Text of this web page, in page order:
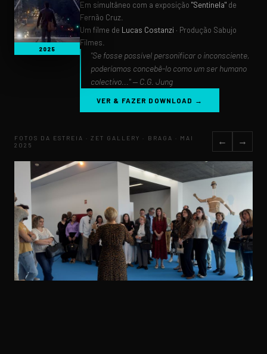
2025
Em simultâneo com a exposição "Sentinela" de
Fernão Cruz.
Um filme de Lucas Costanzi · Produção Sabujo
Filmes.
"Se fosse possível personificar o inconsciente,
poderíamos concebê-lo como um ser humano
colectivo..." — C.G. Jung
VER & FAZER DOWNLOAD →
FOTOS DA ESTREIA · ZET GALLERY · BRAGA · MAI
2025
← →